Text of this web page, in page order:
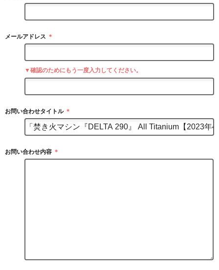
メールアドレス ＊
▼確認のためにもう一度入力してください。
お問い合わせタイトル ＊
お問い合わせ内容 ＊